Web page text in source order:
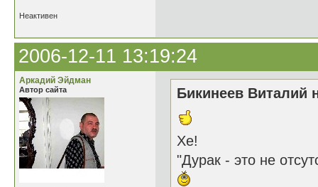
Неактивен
2006-12-11 13:19:24
Аркадий Эйдман
Автор сайта Бикинеев Виталий
Хе!
"Дурак - это не